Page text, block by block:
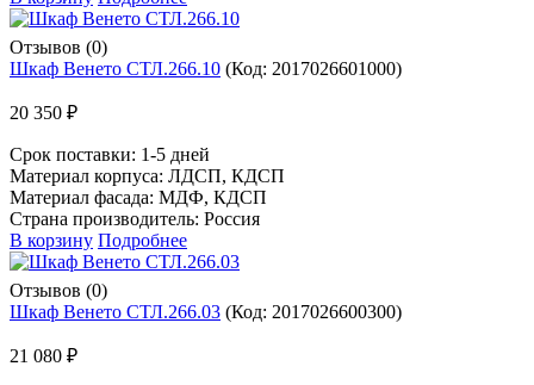
Отзывов (0)
Шкаф Венето СТЛ.266.10 (Код: 2017026601000)
20 350 ₽
Срок поставки: 1-5 дней
Материал корпуса: ЛДСП, КДСП
Материал фасада: МДФ, КДСП
Страна производитель: Россия
В корзину Подробнее
Отзывов (0)
Шкаф Венето СТЛ.266.03 (Код: 2017026600300)
21 080 ₽